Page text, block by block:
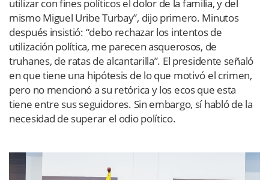
utilizar con fines políticos el dolor de la familia, y del
mismo Miguel Uribe Turbay”, dijo primero. Minutos
después insistió: “debo rechazar los intentos de
utilización política, me parecen asquerosos, de
truhanes, de ratas de alcantarilla”. El presidente señaló
en que tiene una hipótesis de lo que motivó el crimen,
pero no mencionó a su retórica y los ecos que esta
tiene entre sus seguidores. Sin embargo, sí habló de la
necesidad de superar el odio político.